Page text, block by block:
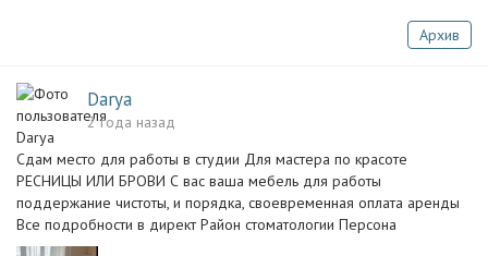
Архив
Darya
2 года назад
Сдам место для работы в студии Для мастера по красоте
РЕСНИЦЫ ИЛИ БРОВИ С вас ваша мебель для работы
поддержание чистоты, и порядка, своевременная оплата аренды
Все подробности в директ Район стоматологии Персона